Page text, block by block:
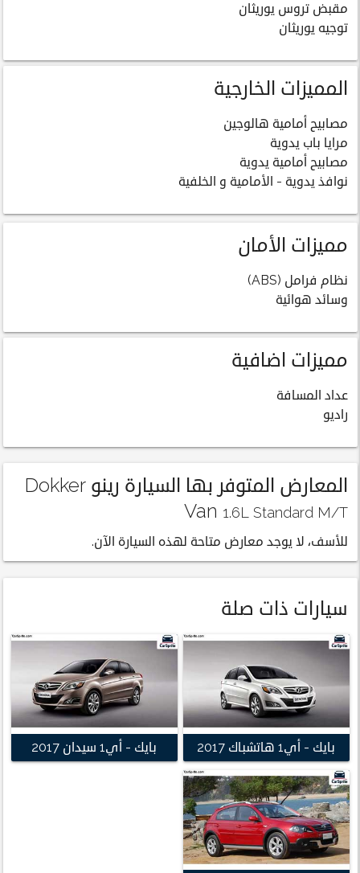
مقبض تروس يوريثان
توجيه يوريثان
المميزات الخارجية
مصابيح أمامية هالوجين
مرايا باب يدوية
مصابيح أمامية يدوية
نوافذ يدوية - الأمامية و الخلفية
مميزات الأمان
نظام فرامل (ABS)
وسائد هوائية
مميزات اضافية
عداد المسافة
راديو
المعارض المتوفر بها السيارة رينو Dokker
Van 1.6L Standard M/T
للأسف، لا يوجد معارض متاحة لهذه السيارة الآن.
سيارات ذات صلة
بايك - أي1 هاتشباك 2017 بايك - أي1 سيدان 2017